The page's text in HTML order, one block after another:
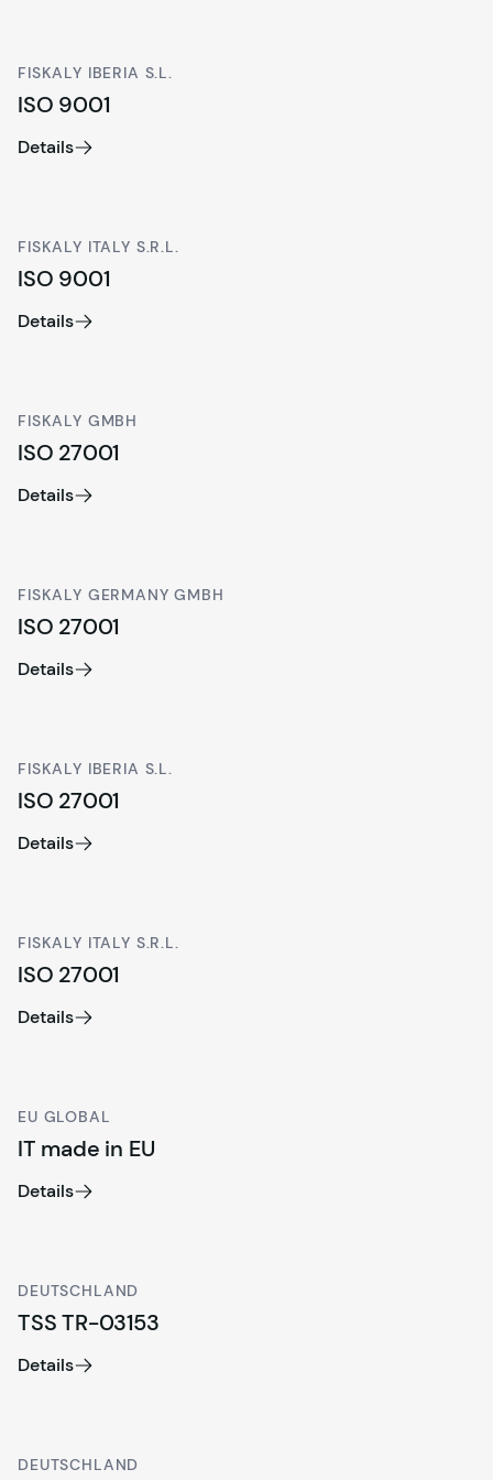
FISKALY IBERIA S.L.
ISO 9001
Details
FISKALY ITALY S.R.L.
ISO 9001
Details
FISKALY GMBH
ISO 27001
Details
FISKALY GERMANY GMBH
ISO 27001
Details
FISKALY IBERIA S.L.
ISO 27001
Details
FISKALY ITALY S.R.L.
ISO 27001
Details
EU GLOBAL
IT made in EU
Details
DEUTSCHLAND
TSS TR-03153
Details
DEUTSCHLAND